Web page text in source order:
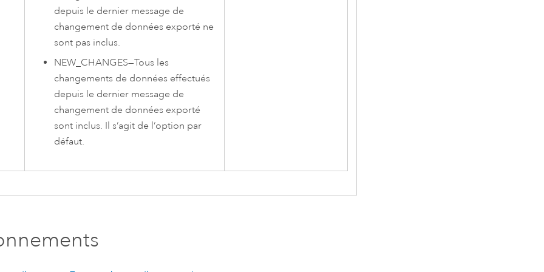
depuis le dernier message de
changement de données exporté ne
sont pas inclus.
NEW_CHANGES—Tous les
changements de données effectués
depuis le dernier message de
changement de données exporté
sont inclus. Il s’agit de l’option par
défaut.